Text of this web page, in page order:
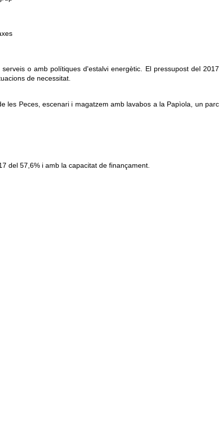
o amb polítiques d'estalvi energètic. El pressupost del 2017
de necessitat.
les Peces, escenari i magatzem amb lavabos a la Papìola, un parc
del 57,6% i amb la capacitat de finançament.